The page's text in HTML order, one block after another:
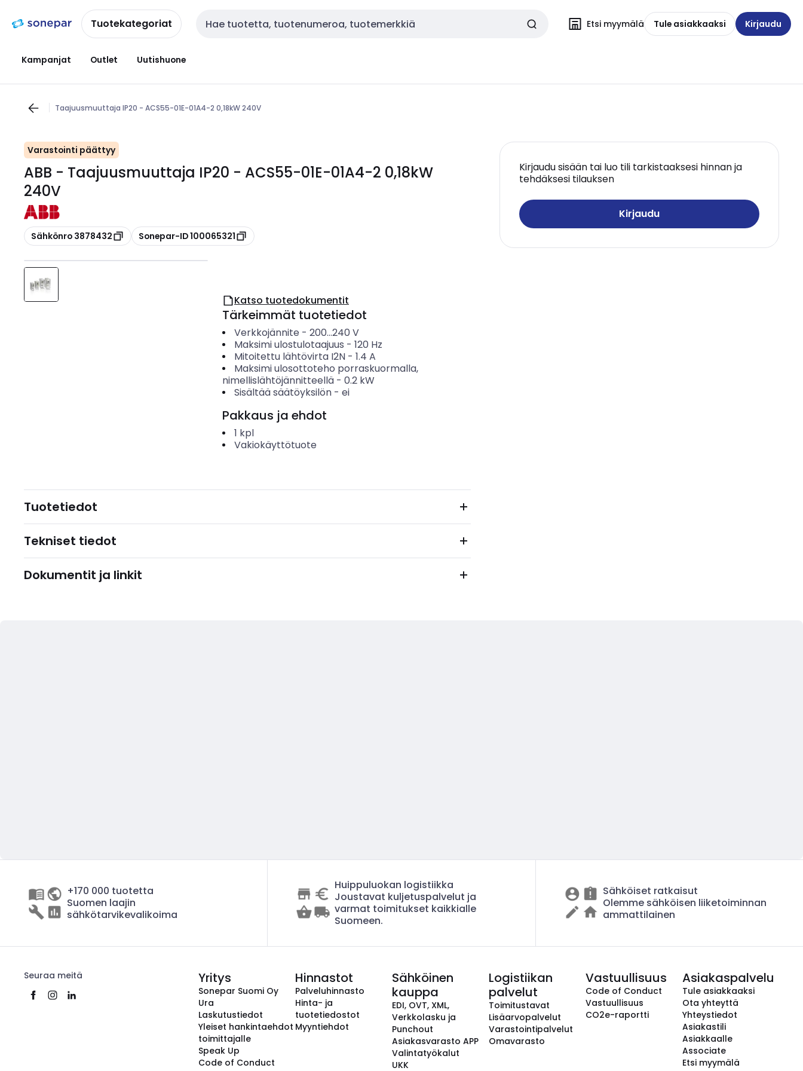
navigointiinsisältöönTuotekategoriat Haku Etsi myymälä Tule asiakkaaksi Kirjaudu
Kampanjat Outlet Uutishuone
Taajuusmuuttaja IP20 - ACS55-01E-01A4-2 0,18kW 240V
Varastointi päättyy
ABB - Taajuusmuuttaja IP20 - ACS55-01E-01A4-2 0,18kW
240V
Kopioi
Sähkönro 3878432 Kopioi
Sonepar-ID 100065321
Kirjaudu sisään tai luo tili tarkistaaksesi hinnan ja
tehdäksesi tilauksen
Kirjaudu
Katso tuotedokumentit
Tärkeimmät tuotetiedot
Verkkojännite - 200...240 V
Maksimi ulostulotaajuus - 120 Hz
Mitoitettu lähtövirta I2N- 1.4 A
Maksimi ulosottoteho porraskuormalla,
nimellislähtöjännitteellä - 0.2 kW
Sisältää säätöyksilön- ei
Pakkaus ja ehdot
1 kpl
Vakiokäyttötuote
Tuotetiedot
Tekniset tiedot
Dokumentit ja linkit
+170 000 tuotetta
Suomen laajin
sähkötarvikevalikoima
Huippuluokan logistiikka
Joustavat kuljetuspalvelut ja
varmat toimitukset kaikkialle
Suomeen.
Sähköiset ratkaisut
Olemme sähköisen liiketoiminnan
ammattilainen
Seuraa meitä Yritys
Sonepar Suomi Oy
Ura
Laskutustiedot
Yleiset hankintaehdot
toimittajalle
Speak Up
Code of Conduct
Hinnastot
Palveluhinnasto
Hinta- ja
tuotetiedostot
Myyntiehdot
Sähköinen
kauppa
EDI, OVT, XML,
Verkkolasku ja
Punchout
Asiakasvarasto APP
Valintatyökalut
UKK
Logistiikan
palvelut
Toimitustavat
Lisäarvopalvelut
Varastointipalvelut
Omavarasto
Vastuullisuus
Code of Conduct
Vastuullisuus
CO2e-raportti
Asiakaspalvelu
Tule asiakkaaksi
Ota yhteyttä
Yhteystiedot
Asiakastili
Asiakkaalle
Associate
Etsi myymälä